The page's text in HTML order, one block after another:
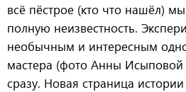
всё пёстрое (кто что нашёл)
полную неизвестность.
необычным и интересным
мастера (фото Анны Исыповой
сразу. Новая страница